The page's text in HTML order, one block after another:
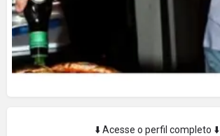
⬇️ Acesse o perfil completo ⬇️